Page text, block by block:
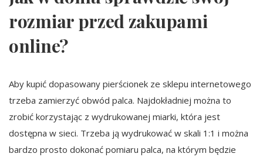
rozmiar przed zakupami
online?
Aby kupić dopasowany pierścionek ze sklepu internetowego
trzeba zamierzyć obwód palca. Najdokładniej można to
zrobić korzystając z wydrukowanej miarki, która jest
dostępna w sieci. Trzeba ją wydrukować w skali 1:1 i można
bardzo prosto dokonać pomiaru palca, na którym będzie